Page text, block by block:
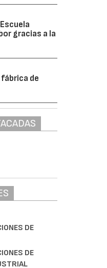
gracias a la
de
DE
DE